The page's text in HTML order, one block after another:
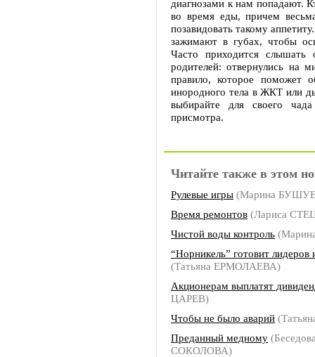
диагнозами к нам попадают.
во время еды, причем
позавидовать такому
зажимают в губах, чтобы
Часто приходится слышать
родителей: отвернулись на
правило, которое поможет
инородного тела в ЖКТ или
выбирайте для своего
присмотра.
Читайте также в этом
Рулевые игры (Марина
Время ремонтов (Лариса
Чистой воды контроль
“Норникель” готовит лидеров
(Татьяна ЕРМОЛАЕВА)
Акционерам выплатят
ЦАРЕВ)
Чтобы не было аварий
Преданный медному
СОКОЛОВА)